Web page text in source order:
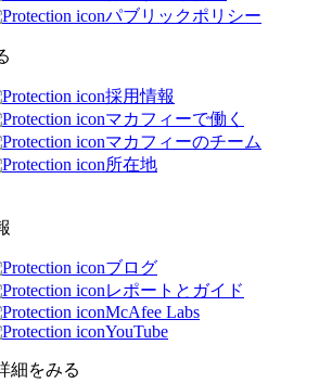
パブリックポリシー
採用情報
マカフィーで働く
マカフィーのチーム
所在地
ブログ
レポートとガイド
McAfee Labs
YouTube
細をみる